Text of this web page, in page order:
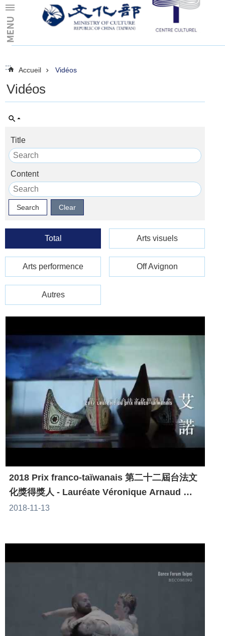
Skip to main content
:::
::: Accueil Vidéos
Vidéos
Title
Content
Total Arts visuels
Arts performence Off Avignon
Autres
2018 Prix franco-taïwanais 第二十二屆台法文
化獎得獎人 - Lauréate Véronique Arnaud 艾
諾
2018-11-13